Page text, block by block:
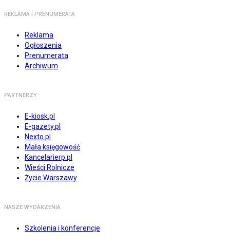
REKLAMA I PRENUMERATA
Reklama
Ogłoszenia
Prenumerata
Archiwum
PARTNERZY
E-kiosk.pl
E-gazety.pl
Nexto.pl
Mała księgowość
Kancelarierp.pl
Wieści Rolnicze
Życie Warszawy
NASZE WYDARZENIA
Szkolenia i konferencje